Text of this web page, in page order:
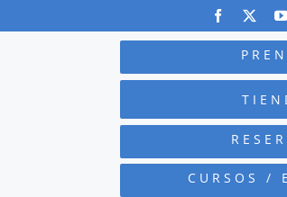
CURSOS /